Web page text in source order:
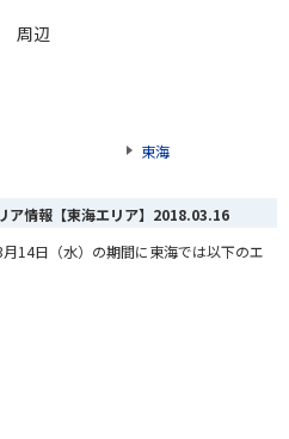
周辺
東海
情報【東海エリア】 2018.03.16
14日（水）の期間に東海では以下のエ